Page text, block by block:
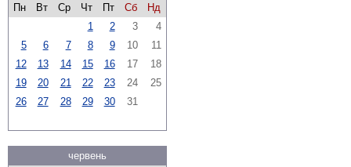
Пн
Вт Ср Чт Пт Сб
Нд
1
2 3
4
5
6 7 8 9 10
11
12
13 14 15 16 17
18
19
20 21 22 23 24
25
26
27 28 29 30 31
червень